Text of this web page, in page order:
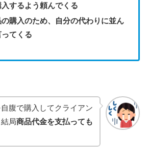
するよう頼んでくる
購入のため、自分の代わりに並ん
てくる
腹で購入してクライアン
局商品代金を支払っても